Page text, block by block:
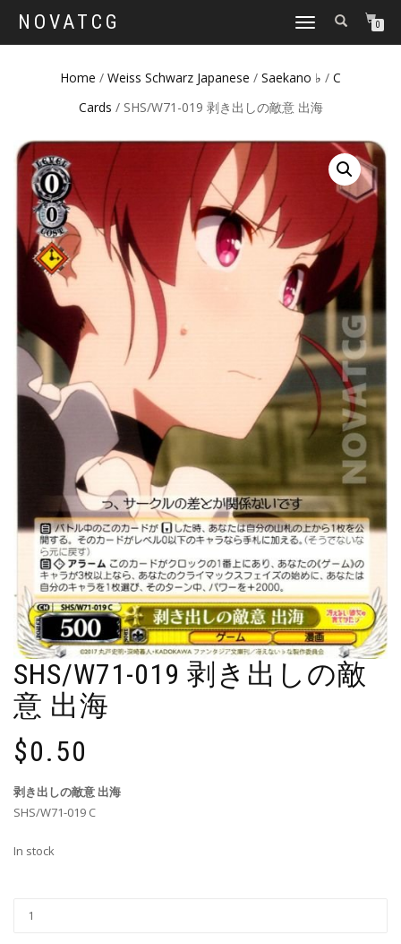
NOVATCG
TOGGLE
0
Home / Weiss Schwarz Japanese / Saekano ♭ / C
Cards / SHS/W71-019 剥き出しの敵意 出海
SHS/W71-019 剥き出しの敵
意 出海
$0.50
剥き出しの敵意 出海
SHS/W71-019 C
In stock